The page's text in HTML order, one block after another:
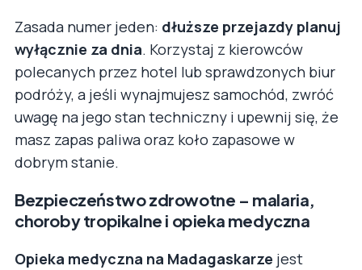
Zasada numer jeden: dłuższe przejazdy planuj
wyłącznie za dnia. Korzystaj z kierowców
polecanych przez hotel lub sprawdzonych biur
podróży, a jeśli wynajmujesz samochód, zwróć
uwagę na jego stan techniczny i upewnij się, że
masz zapas paliwa oraz koło zapasowe w
dobrym stanie.
Bezpieczeństwo zdrowotne – malaria,
choroby tropikalne i opieka medyczna
Opieka medyczna na Madagaskarze jest